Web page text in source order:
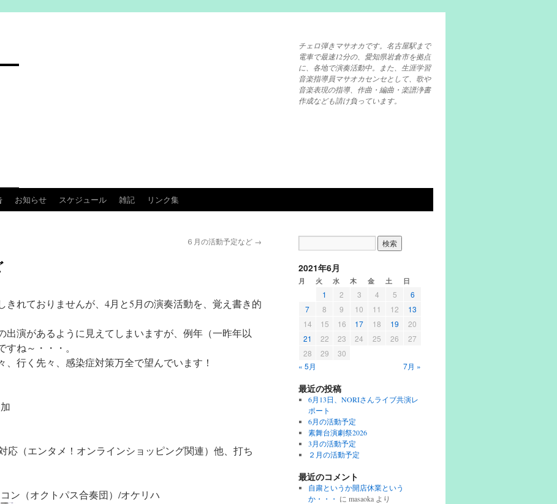
チェロ弾きマサオカです。名古屋駅まで
電車で最速12分の、愛知県岩倉市を拠点
に、各地で演奏活動中。また、生涯学習
音楽指導員マサオカセンセとして、歌や
音楽表現の指導、作曲・編曲・楽譜浄書
作成なども請け負っています。
お知らせ スケジュール 雑記 リンク集
６月の活動予定など →
きれておりませんが、4月と5月の演奏活動を、覚え書き的
出演があるように見えてしまいますが、例年（一昨年以
ね～・・・。
行く先々、感染症対策万全で望んでいます！
応（エンタメ！オンラインショッピング関連）他、打ち
ン（オクトパス合奏団）/オケリハ
2021年6月
月 火 水 木 金 土 日
1 2 3 4 5
6
7
8 9 10 11 12
13
14
15 16 17 18 19
20
21
22 23 24 25 26
27
28
29
30
« 5月
7月 »
最近の投稿
6月13日、NORIさんライブ共演レ
ポート
6月の活動予定
素舞台演劇祭2026
3月の活動予定
２月の活動予定
最近のコメント
自粛というか開店休業という
か・・・ に masaokaより